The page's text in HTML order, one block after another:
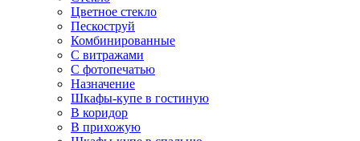
Цветное стекло
Пескоструй
Комбинированные
С витражами
С фотопечатью
Назначение
Шкафы-купе в гостиную
В коридор
В прихожую